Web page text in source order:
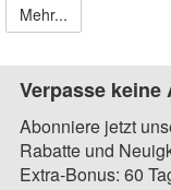
Mehr...
Verpasse keine
Abonniere jetzt
Rabatte und
Extra-Bonus: 60